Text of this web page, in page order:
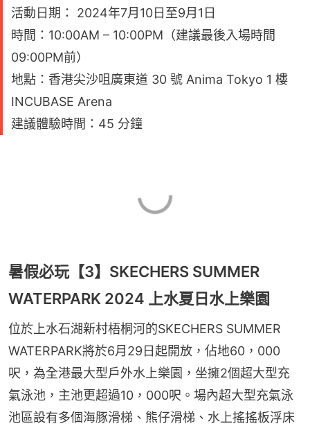
活動日期： 2024年7月10日至9月1日
時間：10:00AM – 10:00PM（建議最後入場時間
09:00PM前）
地點：香港尖沙咀廣東道 30 號 Anima Tokyo 1 樓
INCUBASE Arena
建議體驗時間：45 分鐘
暑假必玩【3】SKECHERS SUMMER
WATERPARK 2024 上水夏日水上樂園
位於上水石湖新村梧桐河的SKECHERS SUMMER
WATERPARK將於6月29日起開放，佔地60，000
呎，為全港最大型戶外水上樂園，坐擁2個超大型充
氣泳池，主池更超過10，000呎。場內超大型充氣泳
池區設有多個海豚滑梯、熊仔滑梯、水上搖搖板浮床